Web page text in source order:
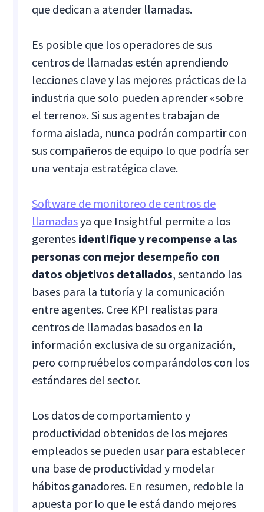
que dedican a atender llamadas.
Es posible que los operadores de sus
centros de llamadas estén aprendiendo
lecciones clave y las mejores prácticas de la
industria que solo pueden aprender «sobre
el terreno». Si sus agentes trabajan de
forma aislada, nunca podrán compartir con
sus compañeros de equipo lo que podría ser
una ventaja estratégica clave.
Software de monitoreo de centros de
llamadasya que Insightful permite a los
gerentes identifique y recompense a las
personas con mejor desempeño con
datos objetivos detallados, sentando las
bases para la tutoría y la comunicación
entre agentes. Cree KPI realistas para
centros de llamadas basados en la
información exclusiva de su organización,
pero compruébelos comparándolos con los
estándares del sector.
Los datos de comportamiento y
productividad obtenidos de los mejores
empleados se pueden usar para establecer
una base de productividad y modelar
hábitos ganadores. En resumen, redoble la
apuesta por lo que le está dando mejores